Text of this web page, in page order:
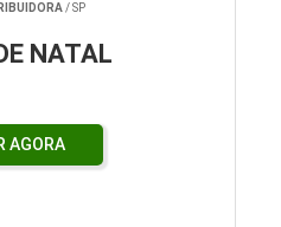
/ SP
NATAL
AGORA